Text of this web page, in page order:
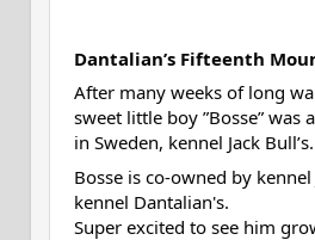
Dantalian’s Fifteenth
After many weeks of long
sweet little boy ”Bosse”
in Sweden, kennel Jack Bull’s.
Bosse is co-owned by
kennel Dantalian's.
Super excited to see him